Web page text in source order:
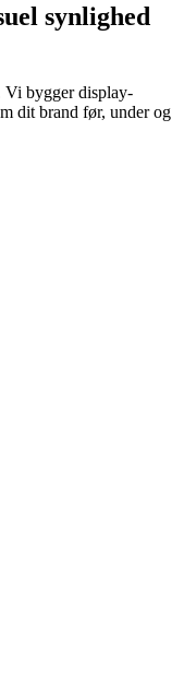
synlighed
Vi bygger display-
dit brand før, under og